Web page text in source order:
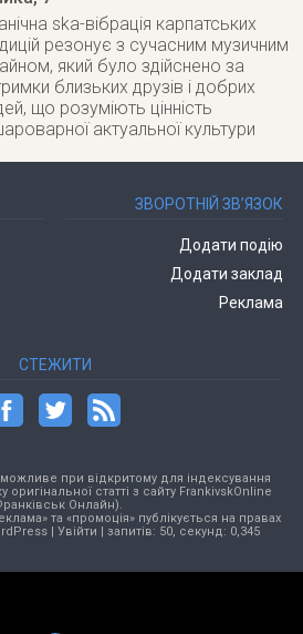
ska-вібрація карпатських
резонує з сучасним музичним
який було здійснено за
близьких друзів і добрих
що розуміють цінність
актуальної культури
ЗВОРОТНІЙ ЗВ’ЯЗОК
Додати подію
Додати заклад
Реклама
СТЕЖИТИ
можливе при відкритому для індексування
оригінальної статті з сайту FrankivskOnline
Онлайн).
та «промоція» публікується на правах
| Увійти | запитів: 50, секунд: 0,345